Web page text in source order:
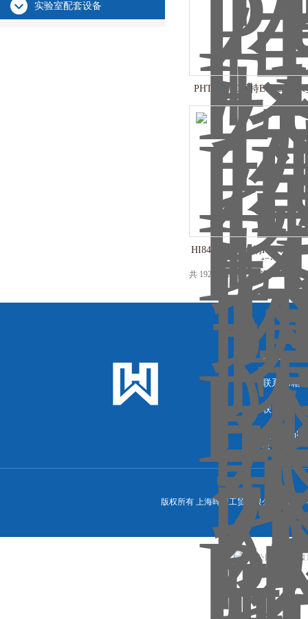
实验室配套设备
PHTEST30优特Eutech防
HI847492-11哈纳HANNA
标准组
共 1924 条记录，当前 39 / 129
联系人：
联系邮箱
联系传真
联系地址
区）
版权所有 上海晖望工贸有限公司 备案
沪公网安备